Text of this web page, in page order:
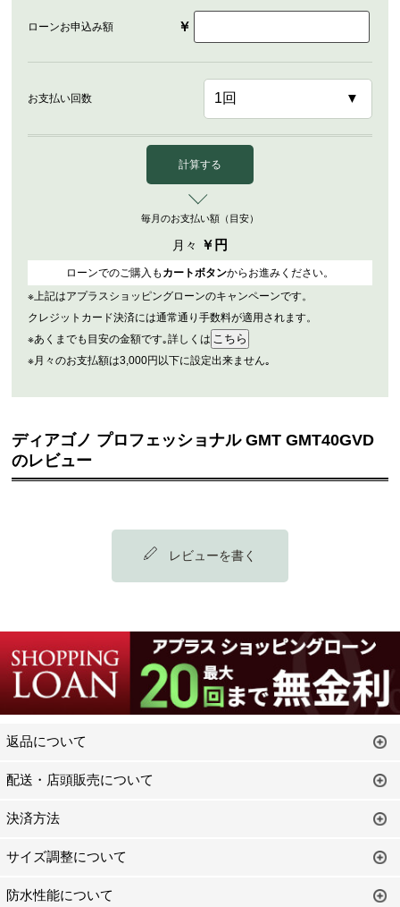
ローンお申込み額 ￥
お支払い回数
計算する
毎月のお支払い額（目安）
月々 ￥ 円
ローンでのご購入も カートボタンからお進みください。
※上記はアプラスショッピングローンのキャンペーンです。
クレジットカード決済には通常通り手数料が適用されます。
※あくまでも目安の金額です｡詳しくは
※月々のお支払額は3,000円以下に設定出来ません｡
ディアゴノ プロフェッショナル GMT GMT40GVD
のレビュー
レビューを書く
返品について
配送・店頭販売について
決済方法
サイズ調整について
防水性能について